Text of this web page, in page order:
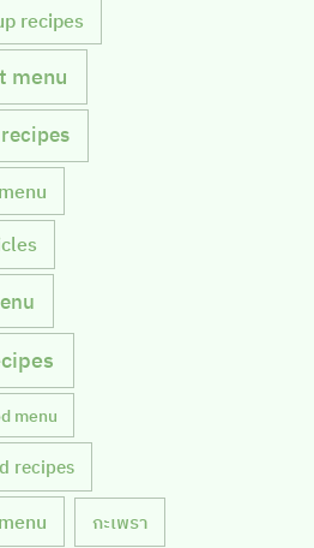
recipes
menu
menu
recipes
กะเพรา